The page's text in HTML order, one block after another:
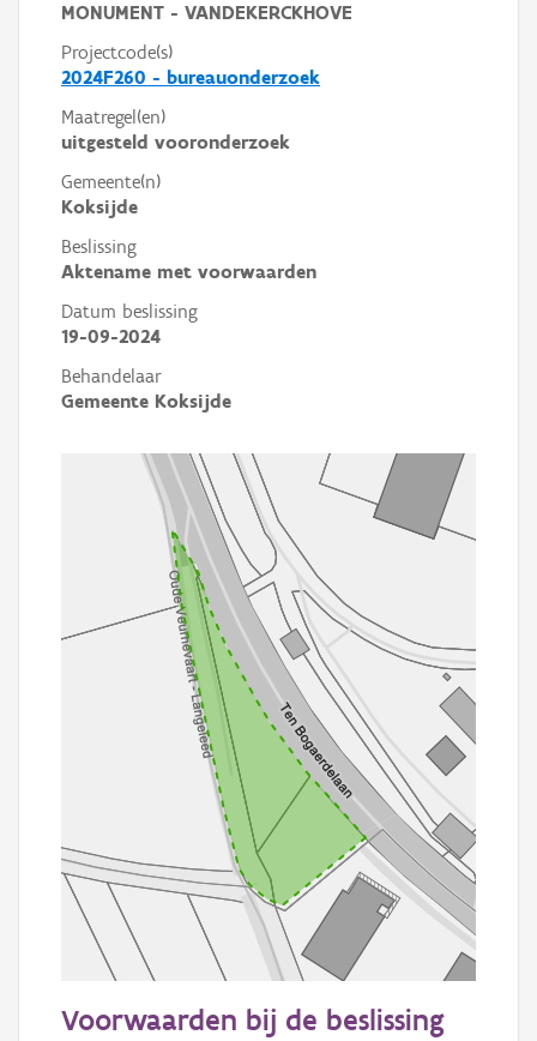
MONUMENT - VANDEKERCKHOVE
Projectcode(s)
2024F260 - bureauonderzoek
Maatregel(en)
uitgesteld vooronderzoek
Gemeente(n)
Koksijde
Beslissing
Aktename met voorwaarden
Datum beslissing
19-09-2024
Behandelaar
Gemeente Koksijde
Informatie Vlaanderen
Voorwaarden bij de beslissing